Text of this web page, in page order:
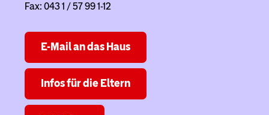
Fax: 043 1 / 57 99 1-12
E-Mail an das Haus
Infos für die Eltern